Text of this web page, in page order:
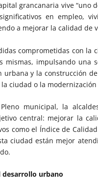
grancanaria vive “uno
en empleo,
a mejorar la calidad de
comprometidas con la
mismas, impulsando una
urbana y la construcción
ciudad o la
municipal, la
central: mejorar la
como el Índice de
ciudad están mejor
desarrollo urbano